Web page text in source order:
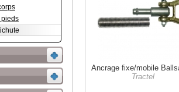
pieds
Ancrage fixe/mobile
Tractel